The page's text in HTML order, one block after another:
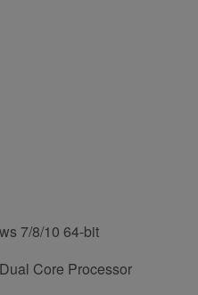
7/8/10 64-bit
Core Processor